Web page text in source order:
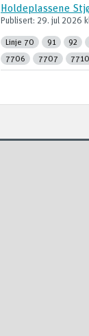
Holdeplassene
Publisert: 29. jul 2026
Linje 70 91 92
7706
7707 7710